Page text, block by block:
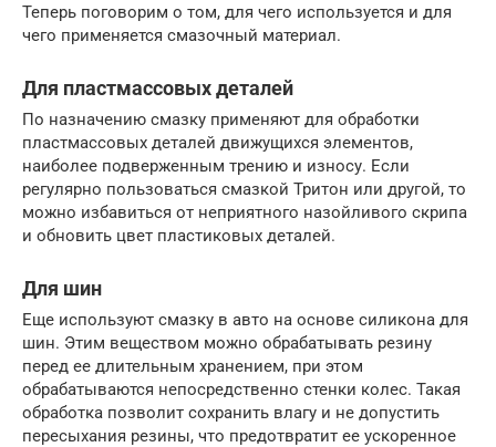
Теперь поговорим о том, для чего используется и для
чего применяется смазочный материал.
Для пластмассовых деталей
По назначению смазку применяют для обработки
пластмассовых деталей движущихся элементов,
наиболее подверженным трению и износу. Если
регулярно пользоваться смазкой Тритон или другой, то
можно избавиться от неприятного назойливого скрипа
и обновить цвет пластиковых деталей.
Для шин
Еще используют смазку в авто на основе силикона для
шин. Этим веществом можно обрабатывать резину
перед ее длительным хранением, при этом
обрабатываются непосредственно стенки колес. Такая
обработка позволит сохранить влагу и не допустить
пересыхания резины, что предотвратит ее ускоренное